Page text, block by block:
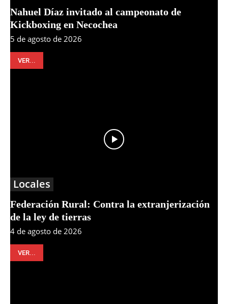
Nahuel Díaz invitado al campeonato de
Kickboxing en Necochea
5 de agosto de 2026
VER...
Locales
Federación Rural: Contra la extranjerización
de la ley de tierras
4 de agosto de 2026
VER...